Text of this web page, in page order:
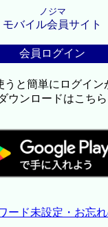
ノジマ
モバイル会員サイト
会員ログイン
うと簡単にログイン
ウンロードはこちら
ード未設定・お忘